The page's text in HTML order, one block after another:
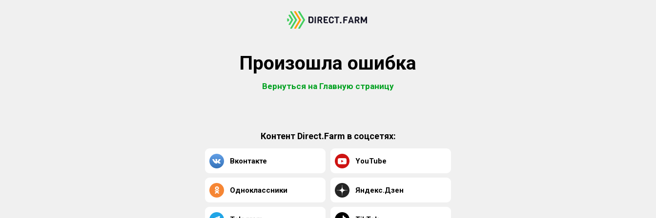
Произошла ошибка
Вернуться на Главную страницу
Контент Direct.Farm в соцсетях:
Вконтакте YouTube
Одноклассники Яндекс.Дзен